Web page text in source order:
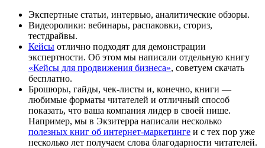
Экспертные статьи, интервью, аналитические обзоры.
Видеоролики: вебинары, распаковки, сториз,
тестдрайвы.
Кейсы отлично подходят для демонстрации
экспертности. Об этом мы написали отдельную книгу
«Кейсы для продвижения бизнеса», советуем скачать
бесплатно.
Брошюры, гайды, чек-листы и, конечно, книги —
любимые форматы читателей и отличный способ
показать, что ваша компания лидер в своей нише.
Например, мы в Экзитерра написали несколько
полезных книг об интернет-маркетинге и с тех пор уже
несколько лет получаем слова благодарности читателей.